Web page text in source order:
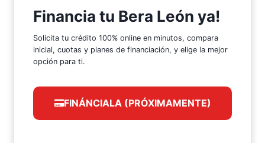
Financia tu Bera León ya!
Solicita tu crédito 100% online en minutos, compara
inicial, cuotas y planes de financiación, y elige la mejor
opción para ti.
FINÁNCIALA (PRÓXIMAMENTE)